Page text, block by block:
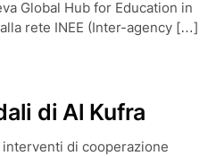
Global Hub for Education in
rete INEE (Inter-agency […]
di Al Kufra
di cooperazione